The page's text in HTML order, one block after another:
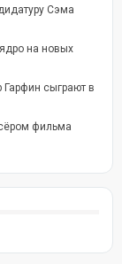
Сэма
на новых
сыграют в
фильма